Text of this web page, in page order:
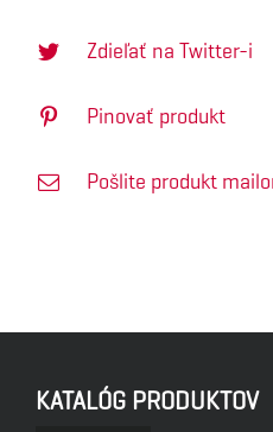
Zdieľať na Twitter-i
Pinovať produkt
Pošlite produkt
KATALÓG PRODUKTOV